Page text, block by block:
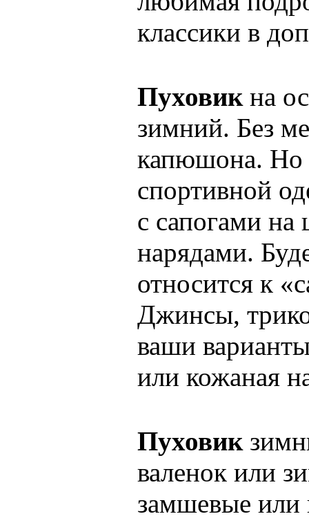
классики в
Пуховикна
зимний. Без
капюшона. Но
спортивной
с сапогами
нарядами.
относится к
Джинсы,
ваши
или кожаная
Пуховик
валенок или
замшевые или